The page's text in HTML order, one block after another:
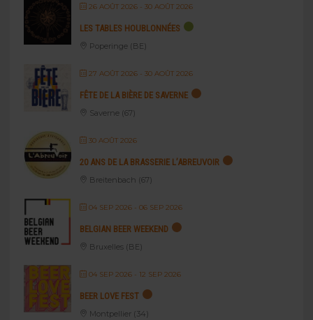
26 AOÛT 2026- 30 AOÛT 2026
LES TABLES HOUBLONNÉES
Poperinge (BE)
27 AOÛT 2026- 30 AOÛT 2026
FÊTE DE LA BIÈRE DE SAVERNE
Saverne (67)
30 AOÛT 2026
20 ANS DE LA BRASSERIE L’ABREUVOIR
Breitenbach (67)
04 SEP 2026- 06 SEP 2026
BELGIAN BEER WEEKEND
Bruxelles (BE)
04 SEP 2026- 12 SEP 2026
BEER LOVE FEST
Montpellier (34)